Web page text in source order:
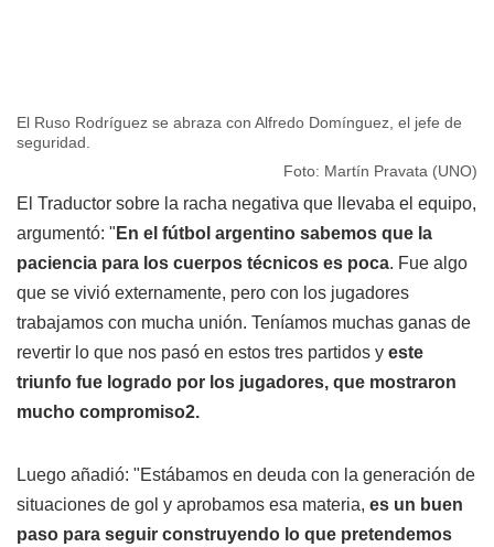
El Ruso Rodríguez se abraza con Alfredo Domínguez, el jefe de
seguridad.
Foto: Martín Pravata (UNO)
El Traductor sobre la racha negativa que llevaba el equipo,
argumentó: " En el fútbol argentino sabemos que la
paciencia para los cuerpos técnicos es poca. Fue algo
que se vivió externamente, pero con los jugadores
trabajamos con mucha unión. Teníamos muchas ganas de
revertir lo que nos pasó en estos tres partidos y este
triunfo fue logrado por los jugadores, que mostraron
mucho compromiso2.
Luego añadió: "Estábamos en deuda con la generación de
situaciones de gol y aprobamos esa materia, es un buen
paso para seguir construyendo lo que pretendemos